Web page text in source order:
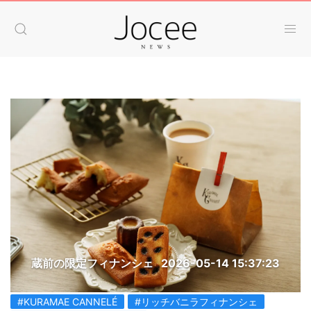
蔵前の限定フィナンシェ 2026-05-14 15:37:23
#KURAMAE CANNELÉ
#リッチバニラフィナンシェ